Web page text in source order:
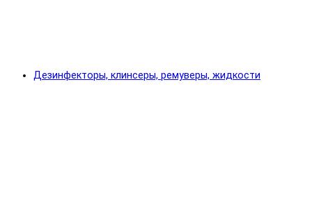
Дезинфекторы, клинсеры, ремуверы, жидкости